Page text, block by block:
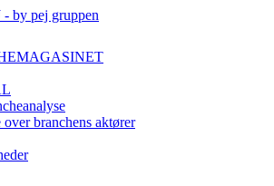
over branchens aktører